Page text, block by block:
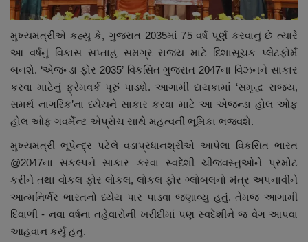
મુખ્યમંત્રીએ કહ્યુ કે, ગુજરાત 2035માં 75 વર્ષ પૂર્ણ કરવાનું છે ત્યારે
આ વર્ષનું વિકાસ સપ્તાહ સમગ્ર રાજ્ય માટે દિશાસૂચક પ્લેટફોર્મ
બનશે. ‘એજન્ડા ફોર 2035’ વિકસિત ગુજરાત 2047ના વિઝનને સાકાર
કરવા માટેનું ફ્રેમવર્ક પૂરું પાડશે. આગામી દાયકામાં ‘સમૃદ્ધ રાજ્ય,
સમર્થ નાગરિક’ના ધ્યેયને સાકાર કરવા માટે આ એજન્ડા હોલ ઓફ
હોલ ઓફ ગવર્મેન્ટ એપ્રોચ સાથે મહત્વની ભૂમિકા ભજવશે.
મુખ્યમંત્રી ભૂપેન્દ્ર પટેલે વડાપ્રધાનશ્રીએ આપેલા વિકસિત ભારત
@2047ના સંકલ્પને સાકાર કરવા સ્વદેશી ચીજવસ્તુઓને પ્રમોટ
કરીને તથા વોકલ ફોર લોકલ, લોકલ ફોર ગ્લોબલનો મંત્ર અપનાવીને
આત્મનિર્ભર ભારતનો ધ્યેય પાર પાડવા જણાવ્યુ હતું. તેમજ આગામી
દિવાળી - નવા વર્ષના તહેવારોની ખરીદીમાં પણ સ્વદેશીને જ વેગ આપવા
આહવાન કર્યુ હતુ.